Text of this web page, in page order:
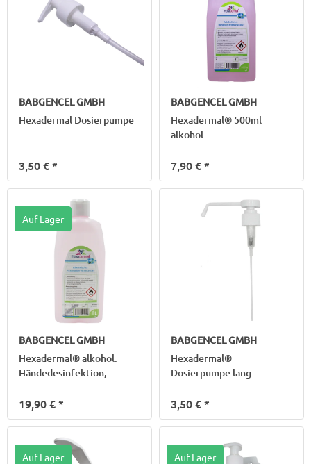
BABGENCEL GMBH
Hexadermal Dosierpumpe
3,50 €*
BABGENCEL GMBH
Hexadermal® 500ml
alkohol.
7,90 €*
Auf Lager
BABGENCEL GMBH
Hexadermal® alkohol.
Händedesinfektion,
19,90 €*
BABGENCEL GMBH
Hexadermal®
Dosierpumpe lang
3,50 €*
Auf Lager Auf Lager